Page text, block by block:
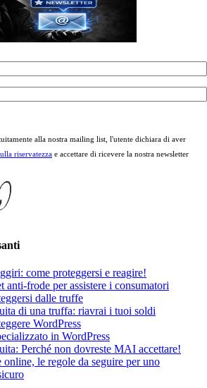
alla nostra mailing list, l'utente dichiara di aver
riservatezza e accettare di ricevere la nostra newsletter
come proteggersi e reagire!
anti-frode per assistere i consumatori
dalle truffe
di una truffa: riavrai i tuoi soldi
WordPress
in WordPress
Perché non dovreste MAI accettare!
online, le regole da seguire per uno